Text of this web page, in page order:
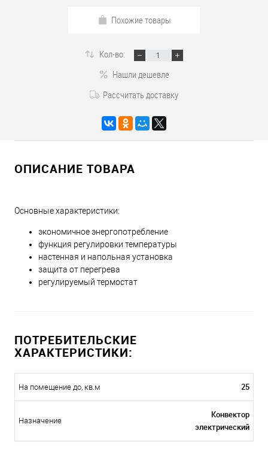
Похожие товары
Кол-во:
Нашли дешевле
Рассчитать доставку
ОПИСАНИЕ ТОВАРА
Основные характеристики:
экономичное энергопотребление
функция регулировки температуры
настенная и напольная установка
защита от перегрева
регулируемый термостат
ПОТРЕБИТЕЛЬСКИЕ
ХАРАКТЕРИСТИКИ:
На помещение до, кв.м 25
Назначение
Конвектор
электрический